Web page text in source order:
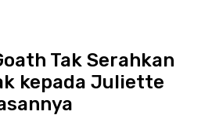
Tak Serahkan
kepada Juliette